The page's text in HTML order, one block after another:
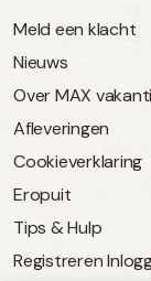
Meld een klacht
Nieuws
Over MAX
Afleveringen
Cookieverklaring
Eropuit
Tips & Hulp
Registreren